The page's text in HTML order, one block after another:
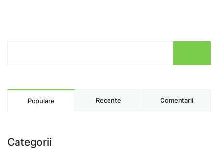
Populare Recente Comentarii
Categorii